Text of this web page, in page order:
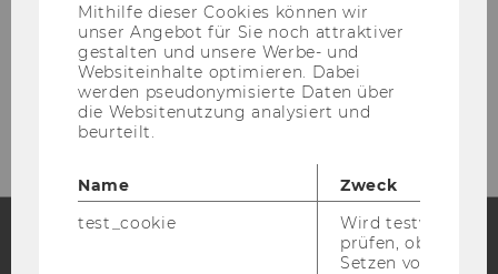
Please click here to subscribe to
our newsletter!
Mithilfe dieser Cookies können wir
unser Angebot für Sie noch attraktiver
gestalten und unsere Werbe- und
Websiteinhalte optimieren. Dabei
werden pseudonymisierte Daten über
die Websitenutzung analysiert und
beurteilt.
Name
Zweck
test_cookie
Wird testweise
prüfen, ob der
Setzen von